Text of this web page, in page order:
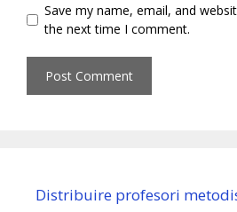
Save my name, email, and
the next time I comment.
Distribuire profesori